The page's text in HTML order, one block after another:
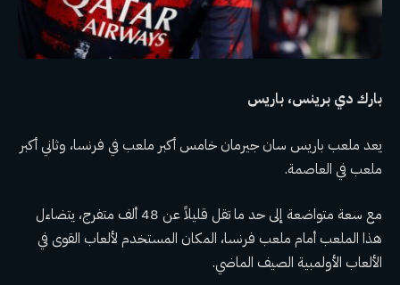
بارك دي برينس، باريس
يعد ملعب باريس سان جيرمان خامس أكبر ملعب في فرنسا، وثاني أكبر
ملعب في العاصمة.
مع سعة متواضعة إلى حد ما تقل قليلاً عن 48 ألف متفرج، يتضاءل
هذا الملعب أمام ملعب فرنسا، المكان المستخدم لألعاب القوى في
الألعاب الأولمبية الصيف الماضي.